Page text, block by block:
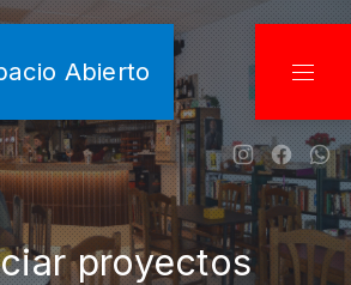
Abierto
NewNew
proyectos